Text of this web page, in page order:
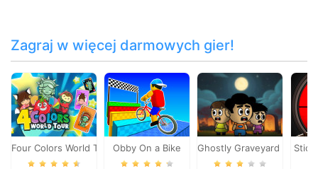
Zagraj w więcej darmowych gier!
Four Colors World Tour Obby On a Bike Ghostly Graveyard